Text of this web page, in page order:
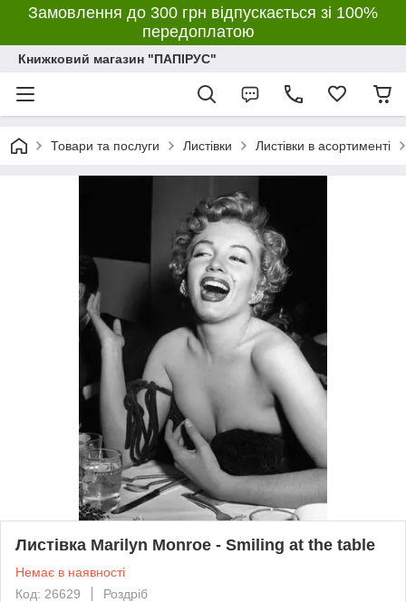
Замовлення до 300 грн відпускається зі 100%
передоплатою
Книжковий магазин "ПАПІРУС"
Товари та послуги Листівки Листівки в асортименті
Листівка Marilyn Monroe - Smiling at the table
Немає в наявності
Код: 26629
Роздріб